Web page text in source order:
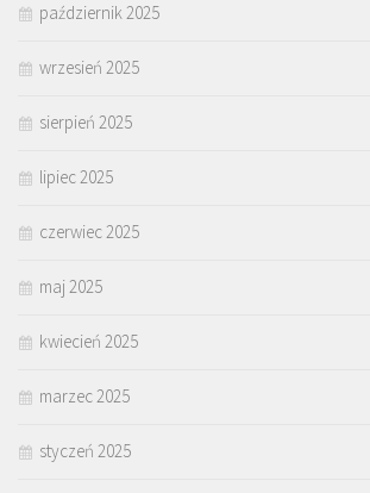
październik 2025
wrzesień 2025
sierpień 2025
lipiec 2025
czerwiec 2025
maj 2025
kwiecień 2025
marzec 2025
styczeń 2025